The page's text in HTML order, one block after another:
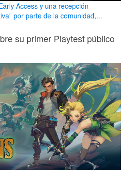
Access y una recepción
por parte de la comunidad,...
su primer Playtest público